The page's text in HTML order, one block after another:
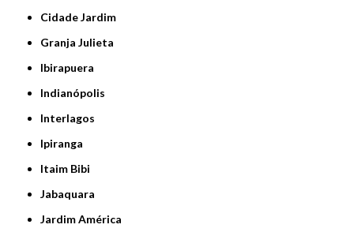
Cidade Jardim
Granja Julieta
Ibirapuera
Indianópolis
Interlagos
Ipiranga
Itaim Bibi
Jabaquara
Jardim América